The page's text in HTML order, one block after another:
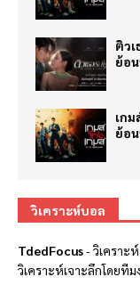
ติว
ย้อ
เกม
ย้อ
วิเคราะห์บอล
TdedFocus-วิเคราะ
วิเคราะห์เจาะลึกโดยที